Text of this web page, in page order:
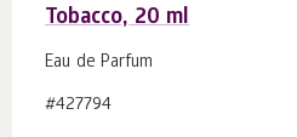
Tobacco, 20 ml
Eau de Parfum
#427794